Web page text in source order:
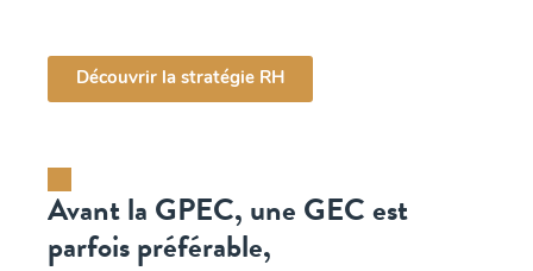
Découvrir la stratégie RH
Avant la GPEC, une GEC est
parfois préférable,